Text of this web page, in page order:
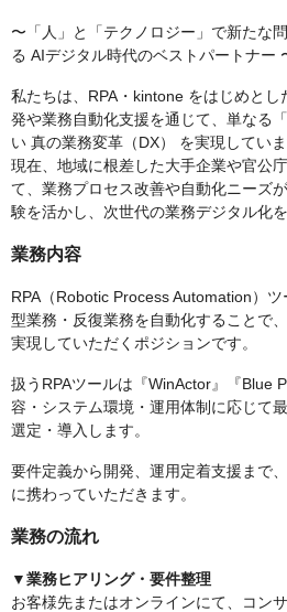
〜「人」と「テクノロジー」で新たな
る AIデジタル時代のベストパートナー
私たちは、RPA・kintone をはじめとし
発や業務自動化支援を通じて、単なる
い 真の業務変革（DX） を実現していま
現在、地域に根差した大手企業や官公
て、業務プロセス改善や自動化ニーズ
験を活かし、次世代の業務デジタル化
業務内容
RPA（Robotic Process Automation）
型業務・反復業務を自動化することで
実現していただくポジションです。
扱うRPAツールは『WinActor』『Blue
容・システム環境・運用体制に応じて
選定・導入します。
要件定義から開発、運用定着支援まで
に携わっていただきます。
業務の流れ
▼業務ヒアリング・要件整理
お客様先またはオンラインにて、コン